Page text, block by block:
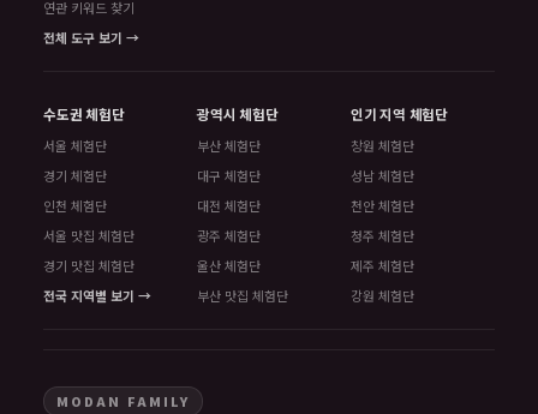
연관 키워드 찾기
전체 도구 보기 →
수도권 체험단
서울 체험단
경기 체험단
인천 체험단
서울 맛집 체험단
경기 맛집 체험단
전국 지역별 보기 →
광역시 체험단
부산 체험단
대구 체험단
대전 체험단
광주 체험단
울산 체험단
부산 맛집 체험단
인기 지역 체험단
창원 체험단
성남 체험단
천안 체험단
청주 체험단
제주 체험단
강원 체험단
MODAN FAMILY